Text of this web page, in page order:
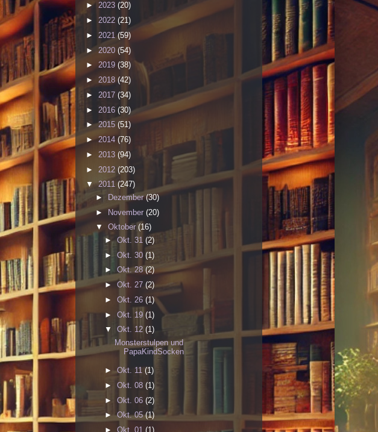
► 2023 (20)
► 2022 (21)
► 2021(59)
► 2020 (54)
► 2019 (38)
► 2018 (42)
► 2017 (34)
► 2016 (30)
►2015 (51)
►2014 (76)
► 2013 (94)
► 2012 (203)
▼2011 (247)
►
Dezember(30)
► November (20)
▼ Oktober (16)
►Okt. 31(2)
►Okt. 30(1)
►Okt. 28(2)
►Okt. 27(2)
►Okt. 26(1)
►Okt. 19(1)
▼Okt. 12(1)
Monsterstulpen und
PapaKindSocken
►Okt. 11(1)
►Okt. 08(1)
►Okt. 06(2)
►Okt. 05(1)
►Okt. 01(1)